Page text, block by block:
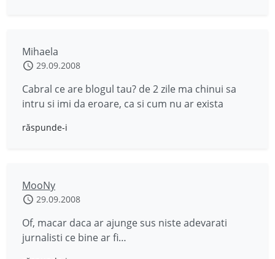
Mihaela
29.09.2008
Cabral ce are blogul tau? de 2 zile ma chinui sa
intru si imi da eroare, ca si cum nu ar exista
răspunde-i
MooNy
29.09.2008
Of, macar daca ar ajunge sus niste adevarati
jurnalisti ce bine ar fi…